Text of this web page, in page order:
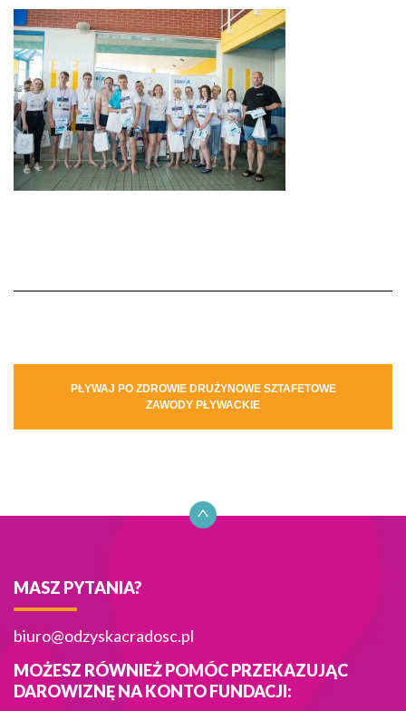
NawigacjaPŁYWAJ PO ZDROWIE DRUŻYNOWE SZTAFETOWE
ZAWODY PŁYWACKIE
MASZ PYTANIA?
biuro@odzyskacradosc.pl
MOŻESZ RÓWNIEŻ POMÓC PRZEKAZUJĄC
DAROWIZNĘ NA KONTO FUNDACJI: